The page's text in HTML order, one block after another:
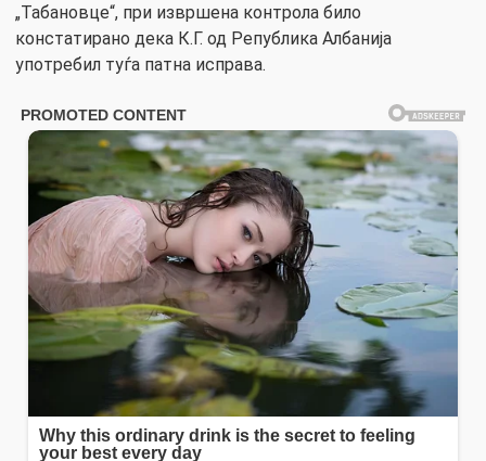
„Табановце“, при извршена контрола било
констатирано дека К.Г. од Република Албанија
употребил туѓа патна исправа.